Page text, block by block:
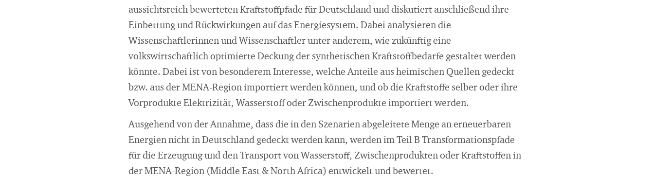
aussichtsreich bewerteten Kraftstoffpfade für Deutschland und diskutiert anschließend ihre
Einbettung und Rückwirkungen auf das Energiesystem. Dabei analysieren die
Wissenschaftlerinnen und Wissenschaftler unter anderem, wie zukünftig eine
volkswirtschaftlich optimierte Deckung der synthetischen Kraftstoffbedarfe gestaltet werden
könnte. Dabei ist von besonderem Interesse, welche Anteile aus heimischen Quellen gedeckt
bzw. aus der MENA-Region importiert werden können, und ob die Kraftstoffe selber oder ihre
Vorprodukte Elektrizität, Wasserstoff oder Zwischenprodukte importiert werden.
Ausgehend von der Annahme, dass die in den Szenarien abgeleitete Menge an erneuerbaren
Energien nicht in Deutschland gedeckt werden kann, werden im Teil B Transformationspfade
für die Erzeugung und den Transport von Wasserstoff, Zwischenprodukten oder Kraftstoffen in
der MENA-Region (Middle East & North Africa) entwickelt und bewertet.